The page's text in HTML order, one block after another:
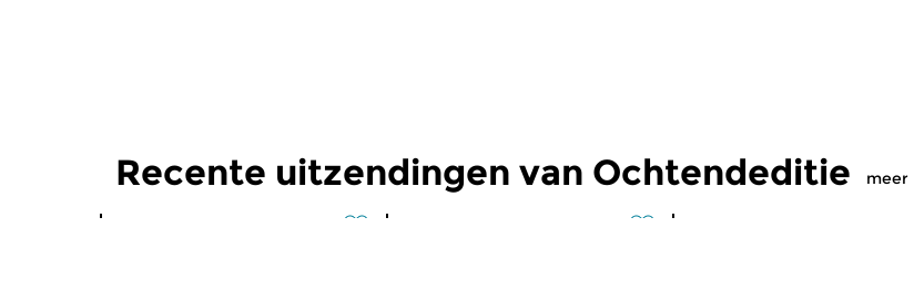
Recente uitzendingen van Ochtendeditie meer